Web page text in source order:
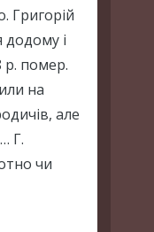
Григорій
додому і
р. помер.
на
але
Г.
чи